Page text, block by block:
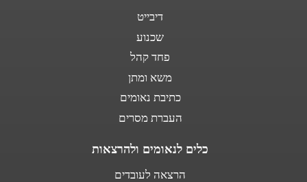
דיבייט
שכנוע
פחד קהל
משא ומתן
כתיבת נאומים
העברת מסרים
כלים לנאומים ולהרצאות
הרצאה לעובדים